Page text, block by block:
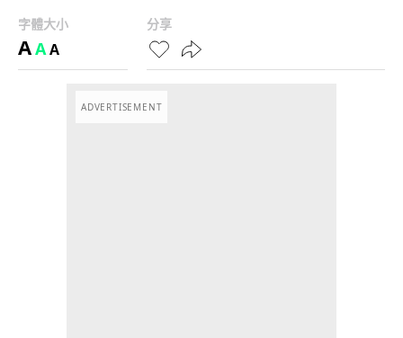
字體大小
AAA
分享
ADVERTISEMENT